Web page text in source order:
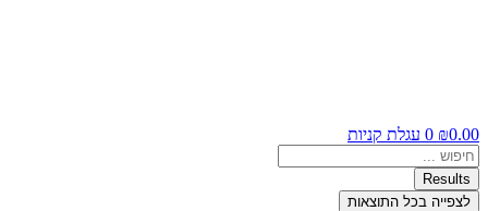
₪0.00
0 עגלת קניות
Search
...
Results
לצפייה בכל התוצאות